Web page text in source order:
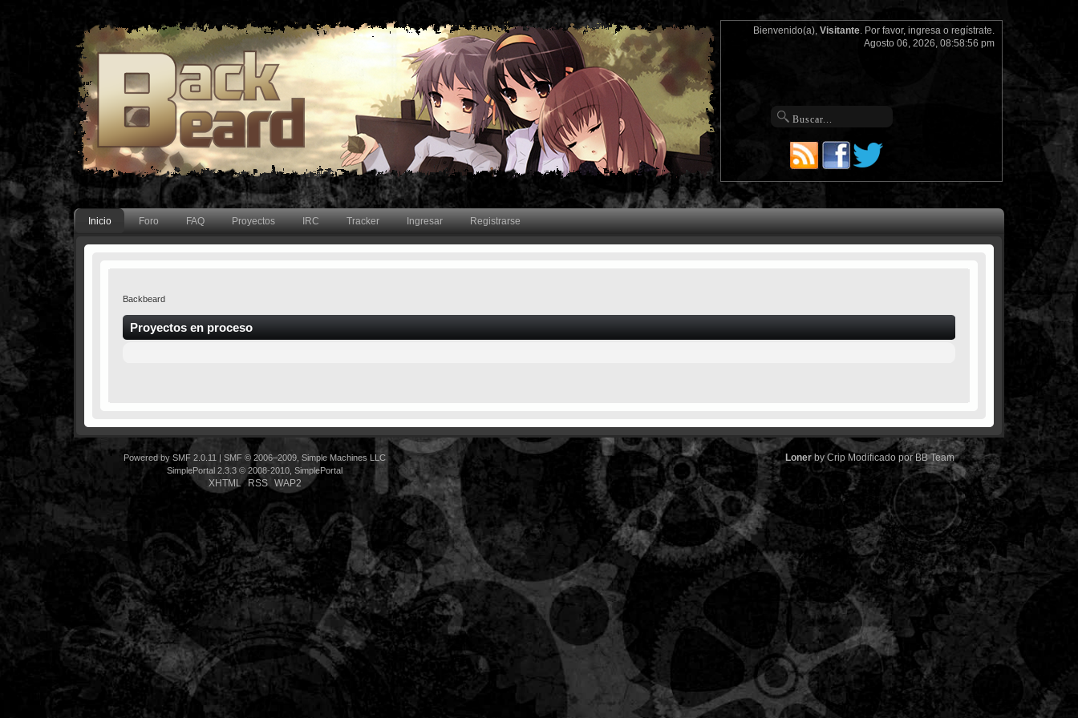
Bienvenido(a), Visitante. Por favor, ingresao regístrate.
Agosto 06, 2026, 08:58:56 pm
Inicio Foro FAQ Proyectos IRC Tracker Ingresar Registrarse
Backbeard
Proyectos en proceso
Powered by SMF 2.0.11 |SMF © 2006–2009, Simple Machines LLC
SimplePortal 2.3.3 © 2008-2010, SimplePortal
XHTML RSS WAP2
Lonerby Crip